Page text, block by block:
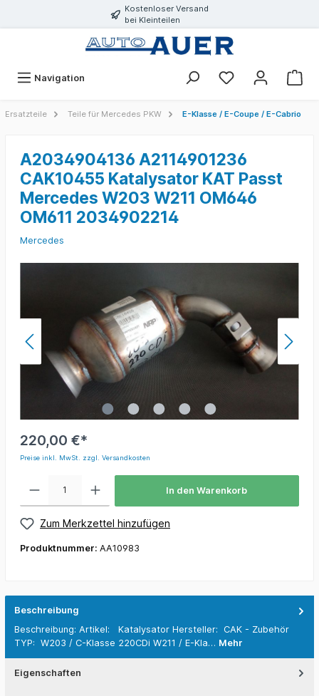
Kostenloser Versand
bei Kleinteilen
Navigation
Ersatzteile Teile für Mercedes PKW E-Klasse / E-Coupe / E-Cabrio
A2034904136 A2114901236
CAK10455 Katalysator KAT Passt
Mercedes W203 W211 OM646
OM611 2034902214
Mercedes
220,00 €*
Preise inkl. MwSt. zzgl. Versandkosten
In den Warenkorb
Zum Merkzettel hinzufügen
Produktnummer: AA10983
Beschreibung
Beschreibung: Artikel: Katalysator Hersteller: CAK - Zubehör
TYP: W203 / C-Klasse 220CDi W211 / E-Kla… Mehr
Eigenschaften